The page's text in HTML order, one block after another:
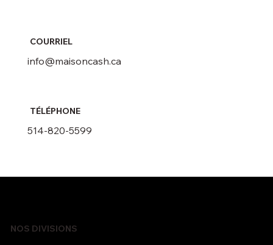
COURRIEL
info@maisoncash.ca
TÉLÉPHONE
514-820-5599
NOS DIVISIONS